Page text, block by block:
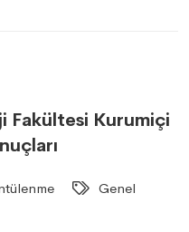
Fakültesi Kurumiçi
Genel